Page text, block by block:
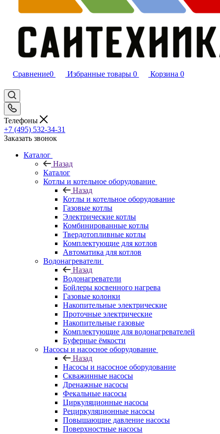
Сравнение0 Избранные товары 0 Корзина 0
Телефоны
+7 (495) 532‑34‑31
Заказать звонок
Каталог
Назад
Каталог
Котлы и котельное оборудование
Назад
Котлы и котельное оборудование
Газовые котлы
Электрические котлы
Комбинированные котлы
Твердотопливные котлы
Комплектующие для котлов
Автоматика для котлов
Водонагреватели
Назад
Водонагреватели
Бойлеры косвенного нагрева
Газовые колонки
Накопительные электрические
Проточные электрические
Накопительные газовые
Комплектующие для водонагревателей
Буферные ёмкости
Насосы и насосное оборудование
Назад
Насосы и насосное оборудование
Скважинные насосы
Дренажные насосы
Фекальные насосы
Циркуляционные насосы
Рециркуляционные насосы
Повышающие давление насосы
Поверхностные насосы